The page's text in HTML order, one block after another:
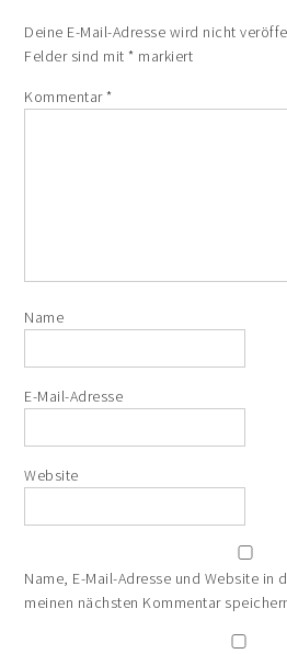
Deine E-Mail-Adresse wird nicht
Felder sind mit* markiert
Kommentar*
Name
E-Mail-Adresse
Website
Name, E-Mail-Adresse und Website in
meinen nächsten Kommentar